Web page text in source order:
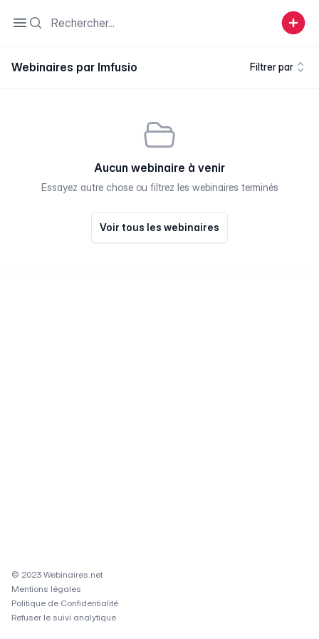
Open sidebar
Search
Webinaires par Imfusio Filtrer par
Aucun webinaire à venir
Essayez autre chose ou filtrez les webinaires terminés
Voir tous les webinaires
© 2023 Webinaires.net
Mentions légales
Politique de Confidentialité
Refuser le suivi analytique